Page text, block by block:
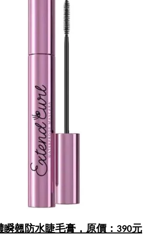
翹防水睫毛膏，原價：390元